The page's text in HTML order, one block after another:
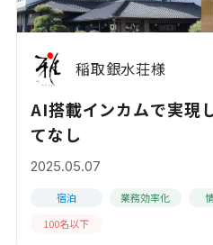
稲取銀水荘様
AI搭載インカムで実現
てなし
2025.05.07
宿泊 業務効率化
100名以下